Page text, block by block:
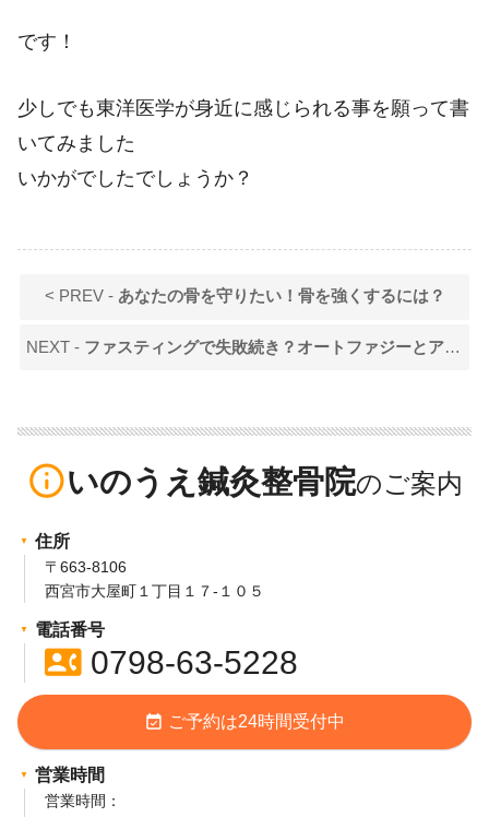
です！
少しでも東洋医学が身近に感じられる事を願って書
いてみました
いかがでしたでしょうか？
< PREV - あなたの骨を守りたい！骨を強くするには？
NEXT - ファスティングで失敗続き？オートファジーとアンチエイジングを叶える「自律神経ケア」という選択肢
info_outlineいのうえ鍼灸整骨院
住所
〒663-8106
西宮市大屋町１丁目１７-１０５
電話番号
contact_phone0798-63-5228
event_available ご予約は24時間受付中
営業時間
営業時間：